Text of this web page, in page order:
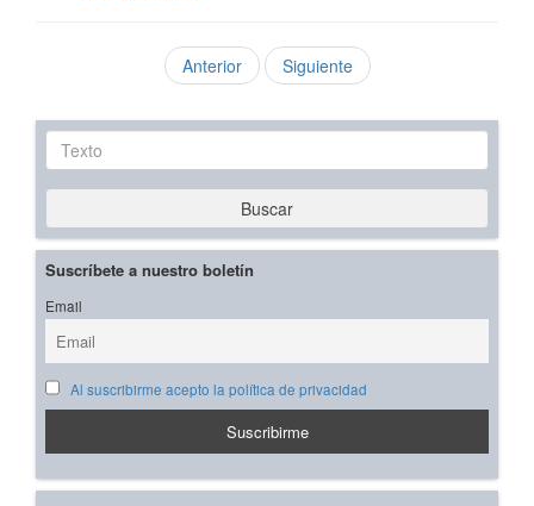
Anterior Siguiente
Texto
Buscar
Suscríbete a nuestro boletín
Email
Al suscribirme acepto la política de privacidad